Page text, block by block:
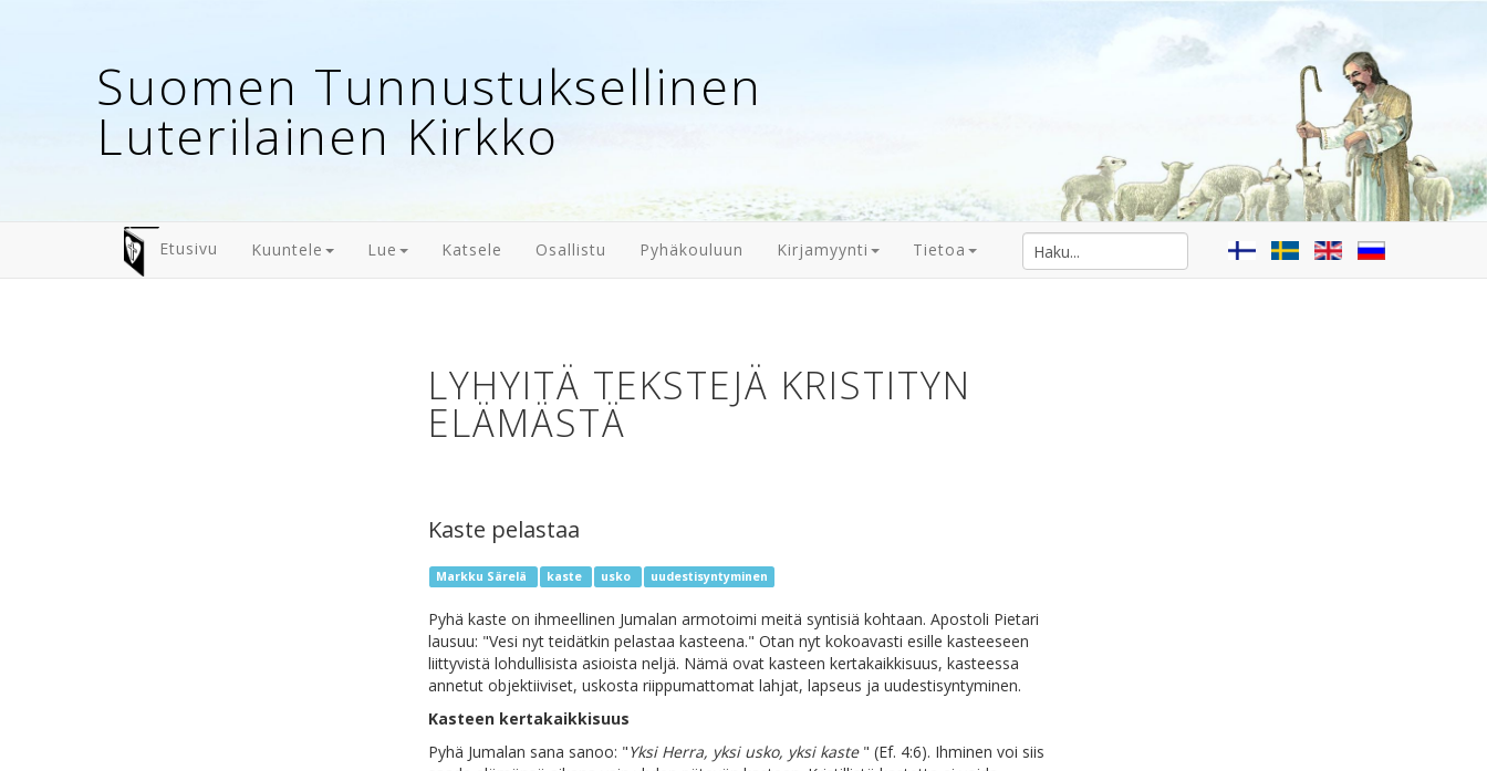
Suomen Tunnustuksellinen
Luterilainen Kirkko
Etusivu Kuuntele Lue Katsele Osallistu Pyhäkouluun Kirjamyynti Tietoa
LYHYITÄ TEKSTEJÄ KRISTITYN
ELÄMÄSTÄ
Kaste pelastaa
Markku Särelä kaste usko uudestisyntyminen
Pyhä kaste on ihmeellinen Jumalan armotoimi meitä syntisiä kohtaan. Apostoli Pietari
lausuu: "Vesi nyt teidätkin pelastaa kasteena." Otan nyt kokoavasti esille kasteeseen
liittyvistä lohdullisista asioista neljä. Nämä ovat kasteen kertakaikkisuus, kasteessa
annetut objektiiviset, uskosta riippumattomat lahjat, lapseus ja uudestisyntyminen.
Kasteen kertakaikkisuus
Pyhä Jumalan sana sanoo: "Yksi Herra, yksi usko, yksi kaste " (Ef. 4:6). Ihminen voi siis